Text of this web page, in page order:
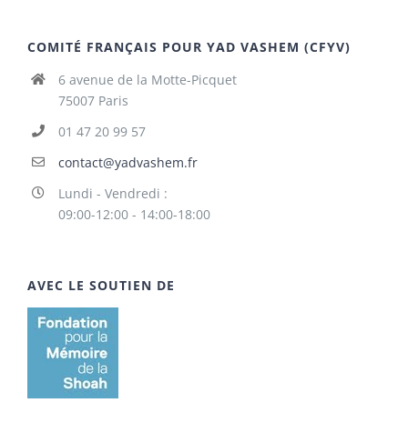
COMITÉ FRANÇAIS POUR YAD VASHEM (CFYV)
6 avenue de la Motte-Picquet
75007 Paris
01 47 20 99 57
contact@yadvashem.fr
Lundi - Vendredi :
09:00-12:00 - 14:00-18:00
AVEC LE SOUTIEN DE